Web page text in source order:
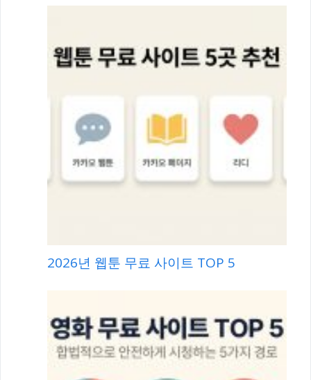
2026년 웹툰 무료 사이트 TOP 5